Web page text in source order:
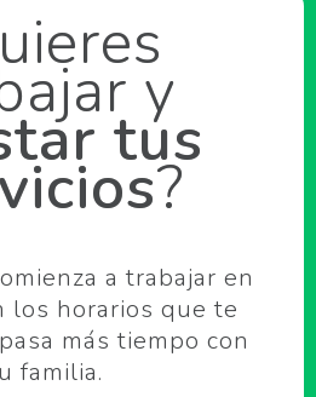
y
tus
?
a trabajar en
los horarios que te
más tiempo con
familia.